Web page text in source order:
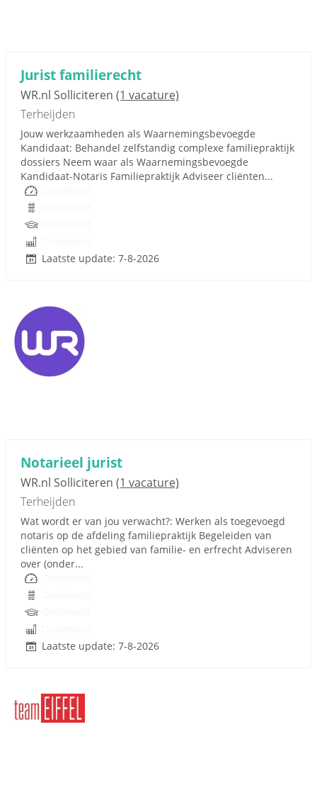
Jurist familierecht
WR.nl Solliciteren (1 vacature)
Terheijden
Jouw werkzaamheden als Waarnemingsbevoegde
Kandidaat: Behandel zelfstandig complexe familiepraktijk
dossiers Neem waar als Waarnemingsbevoegde
Kandidaat-Notaris Familiepraktijk Adviseer cliënten...
Laatste update: 7-8-2026
Notarieel jurist
WR.nl Solliciteren (1 vacature)
Terheijden
Wat wordt er van jou verwacht?: Werken als toegevoegd
notaris op de afdeling familiepraktijk Begeleiden van
cliënten op het gebied van familie- en erfrecht Adviseren
over (onder...
Laatste update: 7-8-2026